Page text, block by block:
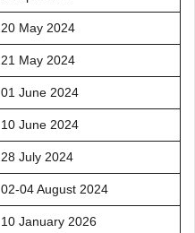
20 May 2024
21 May 2024
01 June 2024
10 June 2024
28 July 2024
02-04 August 2024
10 January 2026